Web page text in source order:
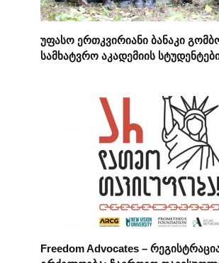
უფასო ერთკვირიანი ბანაკი
სამხატვრო აკადემიის
Freedom Advocates –